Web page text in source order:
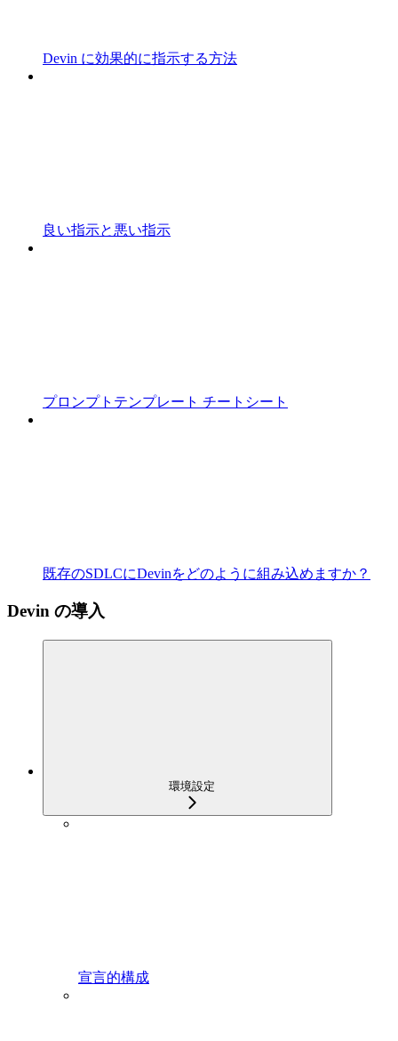
Devin に効果的に指示する方法
良い指示と悪い指示
プロンプトテンプレート チートシート
既存のSDLCにDevinをどのように組み込めますか？
Devin の導入
環境設定
宣言的構成